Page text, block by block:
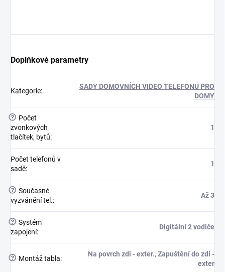
Doplňkové parametry
Kategorie:
SADY DOMOVNÍCH VIDEO TELEFONŮ PRO
DOMY
?
Počet
zvonkových
tlačítek, bytů:
1
Počet telefonů v
sadě:
1
? Současné
vyzvánění tel.:
Až 3
? Systém
zapojení:
Digitální 2 vodiče
? Montáž tabla:
Na povrch zdi - exter., Zapuštění do zdi -
exter